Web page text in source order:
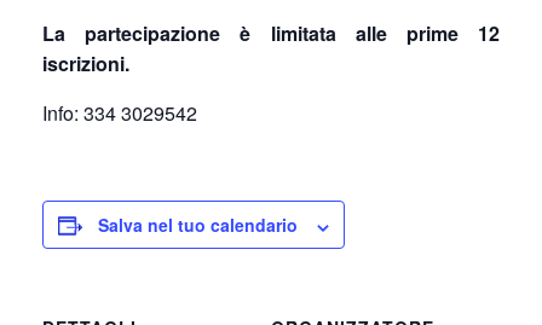
La partecipazione è limitata alle prime 12
iscrizioni.
Info: 334 3029542
Salva nel tuo calendario